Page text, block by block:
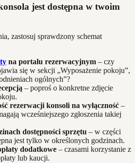
jest dostępna w twoim
zastosuj sprawdzony schemat
na portalu rezerwacyjnym – czy
się w sekcji „Wyposażenie pokoju”,
ogólnych”?
– poproś o konkretne zdjęcie
rezerwacji konsoli na wyłączność –
wcześniejszego zgłoszenia takiej
dostępności sprzętu – w części
jest tylko w określonych godzinach.
dodatkowe – czasami korzystanie z
lub kaucji.